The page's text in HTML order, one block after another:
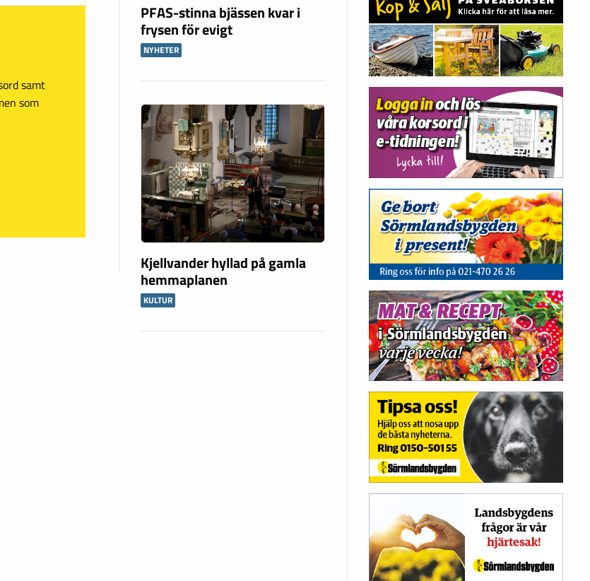
samt
som
PFAS-stinna bjässen kvar i
frysen för evigt
NYHETER
Kjellvander hyllad på gamla
hemmaplanen
KULTUR